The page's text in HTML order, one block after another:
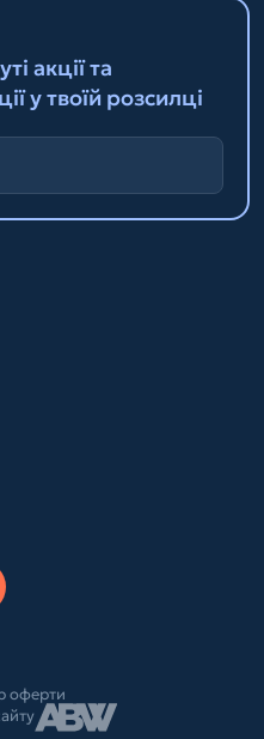
акції та
у твоїй розсилці
оферти